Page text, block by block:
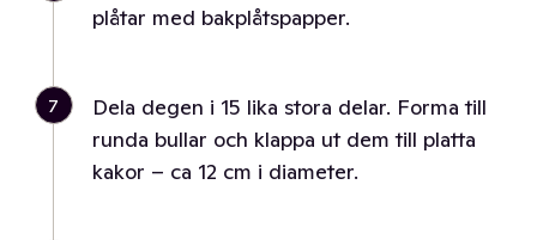
plåtar med bakplåtspapper.
7
Dela degen i 15 lika stora delar. Forma till
runda bullar och klappa ut dem till platta
kakor – ca 12 cm i diameter.